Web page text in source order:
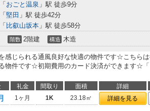
「 おごと温泉 」駅 徒歩9分
「 堅田 」駅 徒歩42分
「 比叡山坂本 」駅 徒歩58分
階数 2階建 構造 木造
感じられる通風良好な快適の物件です☆こちら
物件です☆初期費用のカード決済ができます☆
礼金 間取り 面積 詳細
1ヶ月 1K 23.18㎡ 詳細を見る